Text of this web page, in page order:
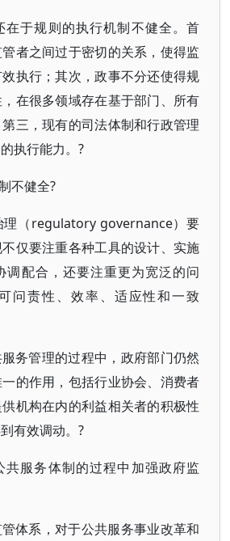
在于规则的执行机制不健全。首
者之间过于密切的关系，使得监
执行；其次，政事不分还使得规
在很多领域存在基于部门、所有
三，现有的司法体制和行政管理
执行能力。?
不健全?
理（regulatory governance）要
仅要注重各种工具的设计、实施
调配合，还要注重更为宽泛的问
问责性、效率、适应性和一致
务管理的过程中，政府部门仍然
的作用，包括行业协会、消费者
机构在内的利益相关者的积极性
有效调动。?
共服务体制的过程中加强政府监
体系，对于公共服务事业改革和